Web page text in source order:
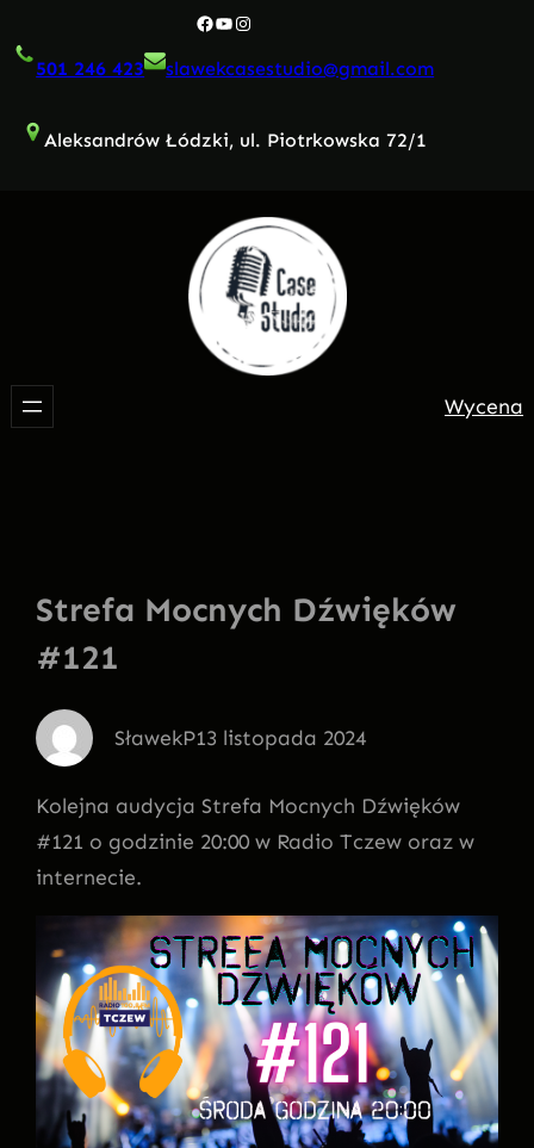
do
Facebook
YouTube
Instagram
501 246 423 slawekcasestudio@gmail.com
Aleksandrów Łódzki, ul. Piotrkowska 72/1
Wycena
Strefa Mocnych Dźwięków
#121
SławekP13 listopada 2024
Kolejna audycja Strefa Mocnych Dźwięków
#121 o godzinie 20:00 w Radio Tczew oraz w
internecie.